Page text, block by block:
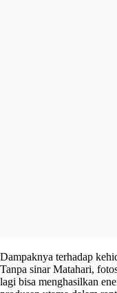
Dampaknya terhadap
Tanpa sinar Matahari,
lagi bisa menghasilkan